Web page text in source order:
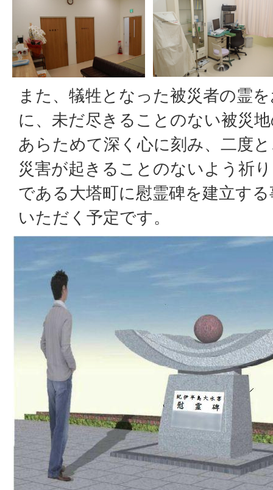
また、犠牲となった被災者の霊
に、未だ尽きることのない被災
あらためて深く心に刻み、二度
災害が起きることのないよう祈
である大塔町に慰霊碑を建立す
いただく予定です。